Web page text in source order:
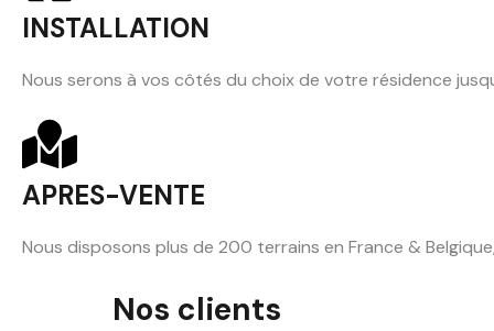
INSTALLATION
Nous serons à vos côtés du choix de votre résidence
APRES-VENTE
Nous disposons plus de 200 terrains en France &
Nos clients